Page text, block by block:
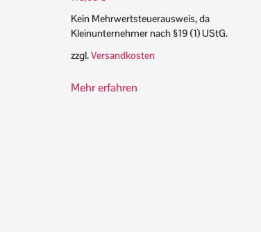
Kein Mehrwertsteuerausweis, da
Kleinunternehmer nach §19 (1) UStG.
zzgl.Versandkosten
Mehr erfahren